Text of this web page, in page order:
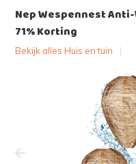
Nep Wespennest
71% Korting
Bekijk alles Huis en tuin